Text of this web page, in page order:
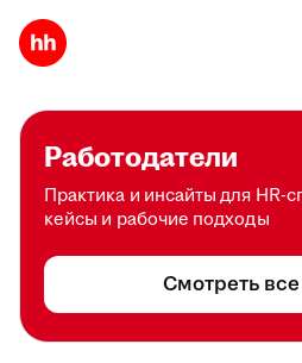
Работодатели
Практика и инсайты для HR-
кейсы и рабочие подходы
Смотреть все